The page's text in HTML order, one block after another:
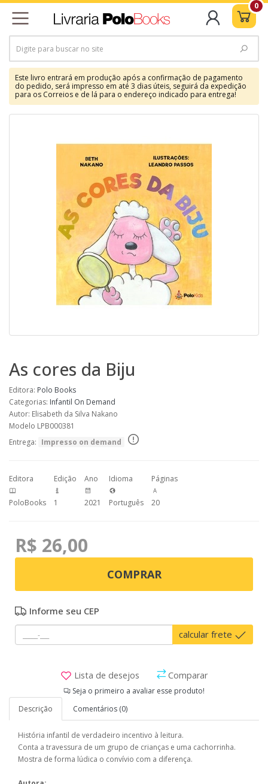
0
Este livro entrará em produção após a confirmação de pagamento
do pedido, será impresso em até 3 dias úteis, seguirá da expedição
para os Correios e de lá para o endereço indicado para entrega!
As cores da Biju
Editora: Polo Books
Categorias: Infantil On Demand
Autor: Elisabeth da Silva Nakano
Modelo LPB000381
Entrega: Impresso on demand
Editora
PoloBooks
Edição
1
Ano
2021
Idioma
Português
Páginas
20
R$ 26,00
COMPRAR
Informe seu CEP
calcular frete
Lista de desejos Comparar
Seja o primeiro a avaliar esse produto!
Descrição
Comentários (0)
História infantil de verdadeiro incentivo à leitura.
Conta a travessura de um grupo de crianças e uma cachorrinha.
Mostra de forma lúdica o convívio com a diferença.